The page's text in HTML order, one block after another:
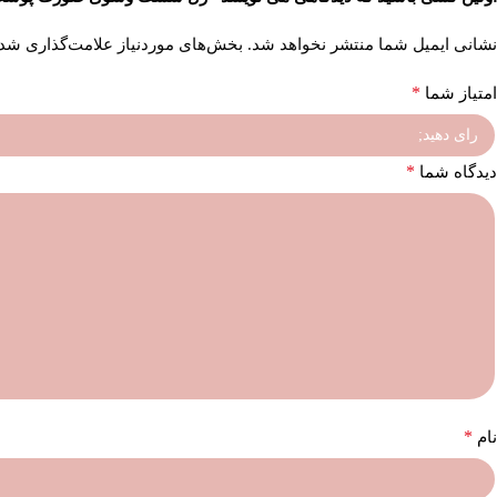
نشانی ایمیل شما منتشر نخواهد شد. بخش‌های موردنیاز علامت‌گذاری
امتیاز شما *
دیدگاه شما *
نام *